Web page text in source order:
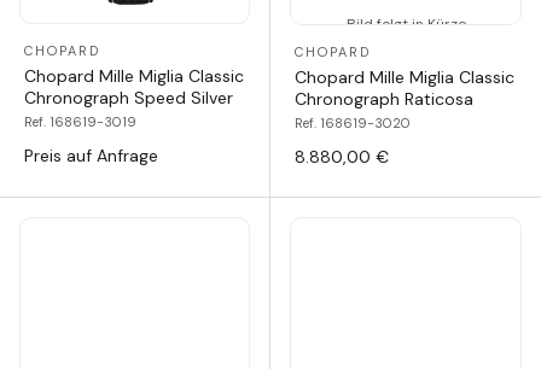
CHOPARD
Chopard Mille Miglia Classic
Chronograph Speed Silver
Ref. 168619-3019
Preis auf Anfrage
Bild folgt in Kürze
CHOPARD
Chopard Mille Miglia Classic
Chronograph Raticosa
Ref. 168619-3020
8.880,00 €